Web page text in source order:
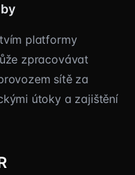
platformy
zpracovávat
sítě za
útoky a zajištění